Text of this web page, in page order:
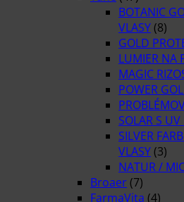
BOTANIC
VLASY (8)
GOLD
LUMIER NA
MAGIC
POWER
SOLAR S
SILVER
VLASY (3)
NATUR /
Broaer (7)
FarmaVita (4)